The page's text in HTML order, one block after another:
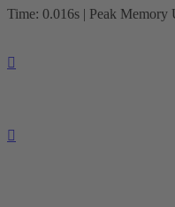
Time: 0.016s | Peak